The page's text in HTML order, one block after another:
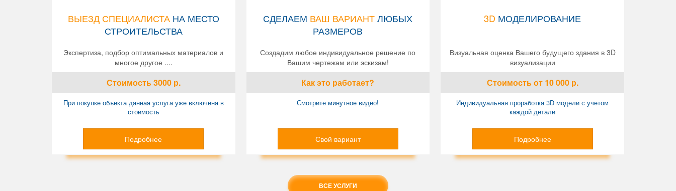
СДЕЛАЕМ ВАШ ВАРИАНТЛЮБЫХ
РАЗМЕРОВ
Создадим любое индивидуальное решение по
Вашим чертежам или эскизам!
Как это работает?
Смотрите минутное видео!
Свой вариант
ВЫЕЗД СПЕЦИАЛИСТАНА МЕСТО
СТРОИТЕЛЬСТВА
Экспертиза, подбор оптимальных материалов и
многое другое ....
Стоимость3000р.
При покупке объекта данная услуга уже включена в
стоимость
Подробнее
3D МОДЕЛИРОВАНИЕ
Визуальная оценка Вашего будущего здания в 3D
визуализации
Стоимостьот 10 000р.
Индивидуальная проработка 3D модели с учетом
каждой детали
Подробнее
ВСЕ УСЛУГИ